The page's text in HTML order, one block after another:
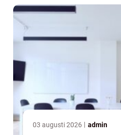
03 augusti 2026 admin